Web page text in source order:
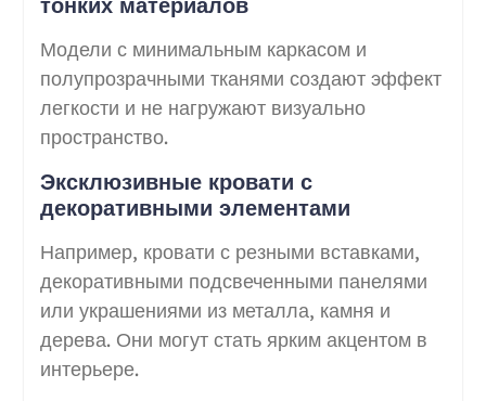
Модели с минимальным каркасом и
полупрозрачными тканями создают эффект
легкости и не нагружают визуально
пространство.
Эксклюзивные кровати с
декоративными элементами
Например, кровати с резными вставками,
декоративными подсвеченными панелями
или украшениями из металла, камня и
дерева. Они могут стать ярким акцентом в
интерьере.